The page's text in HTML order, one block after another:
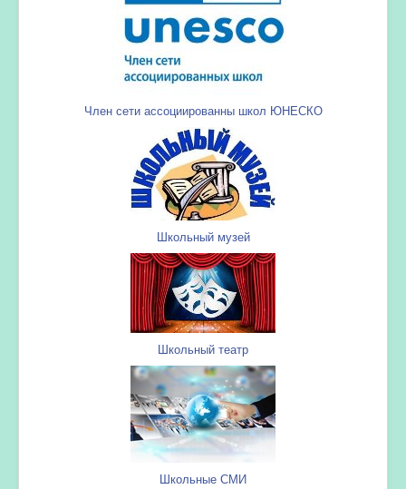
Член сети ассоциированны школ ЮНЕСКО
Школьный музей
Школьный театр
Школьные СМИ